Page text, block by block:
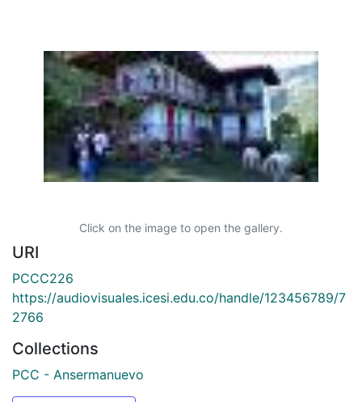
Click on the image to open the gallery.
URI
PCCC226
https://audiovisuales.icesi.edu.co/handle/123456789/7
2766
Collections
PCC - Ansermanuevo